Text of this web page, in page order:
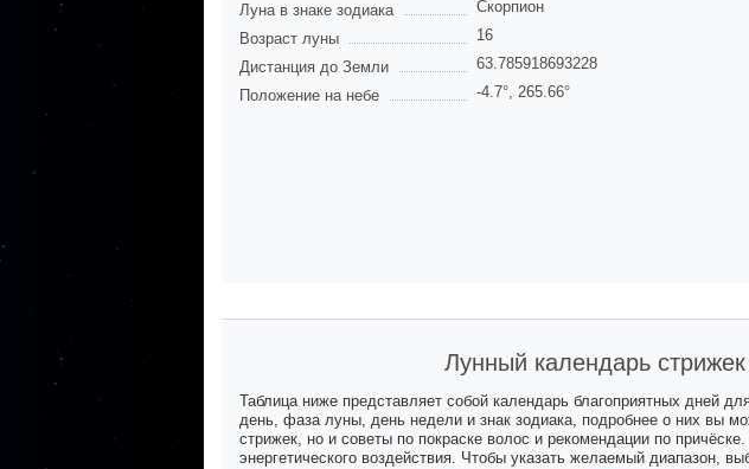
Луна в знаке зодиака
Скорпион
Возраст луны
16
Дистанция до Земли
63.785918693228
Положение на небе
-4.7°, 265.66°
Лунный календарь
Таблица ниже представляет собой календарь благоприятных дней
день, фаза луны, день недели и знак зодиака, подробнее о них вы
стрижек, но и советы по покраске волос и рекомендации по
энергетического воздействия. Чтобы указать желаемый диапазон,